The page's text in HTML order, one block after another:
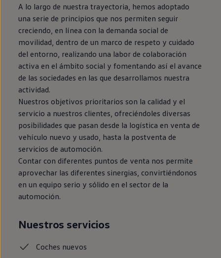
A lo largo de nuestra trayectoria, hemos adoptado
una serie de principios que nos permiten seguir
creciendo, en línea con la demanda social de
movilidad, dentro de un marco de respeto y cuidado
del entorno, realizando una labor de colaboración
activa en el ámbito social y fomentando así el avance
de las sociedades en las que desarrollamos nuestra
actividad.
Nuestros objetivos prioritarios son la calidad y el
servicio a nuestros clientes, ofreciéndoles diversas
posibilidades que pasan desde la logística en venta de
vehículo nuevo y usado, hasta la postventa de
servicios de automoción.
Contar con diferentes puntos de venta nos permite
aprovechar las diferentes sinergias, convirtiéndonos
en un equipo serio y sólido en el sector de la
automoción.
Nuestros servicios
Coches nuevos